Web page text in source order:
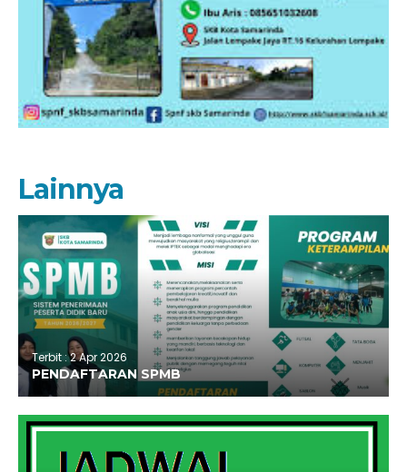
Lainnya
Terbit : 2 Apr 2026
PENDAFTARAN SPMB